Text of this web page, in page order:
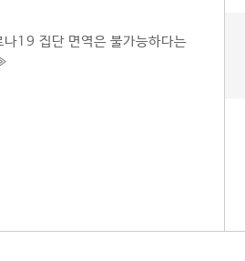
나19 집단 면역은 불가능하다는